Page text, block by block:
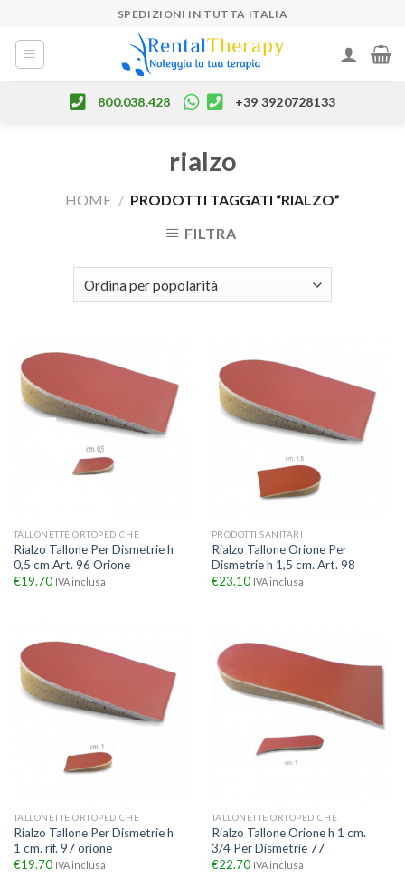
content
SPEDIZIONI IN TUTTA ITALIA
800.038.428 +39 3920728133
rialzo
HOME / PRODOTTI TAGGATI “RIALZO”
FILTRA
TALLONETTE ORTOPEDICHE
Rialzo Tallone Per Dismetrie h
0,5 cm Art. 96 Orione
€19.70 IVA inclusa
PRODOTTI SANITARI
Rialzo Tallone Orione Per
Dismetrie h 1,5 cm. Art. 98
€23.10 IVA inclusa
TALLONETTE ORTOPEDICHE
Rialzo Tallone Per Dismetrie h
1 cm. rif. 97 orione
€19.70 IVA inclusa
TALLONETTE ORTOPEDICHE
Rialzo Tallone Orione h 1 cm.
3/4 Per Dismetrie 77
€22.70 IVA inclusa